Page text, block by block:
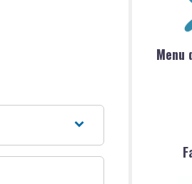
Menu